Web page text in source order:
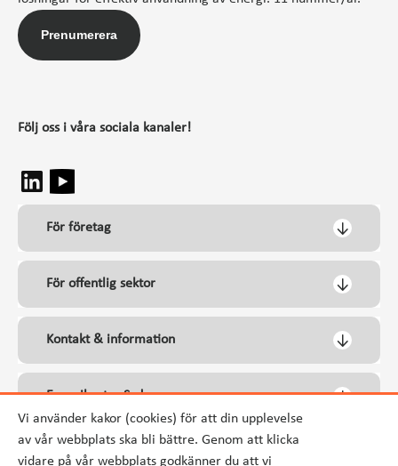
Vi använder kakor (cookies) för att din upplevelse
av vår webbplats ska bli bättre. Genom att klicka
vidare på vår webbplats godkänner du att vi
Prenumerera
Följ oss i våra sociala kanaler!
För företag
För offentlig sektor
Kontakt & information
Energikontor Syd